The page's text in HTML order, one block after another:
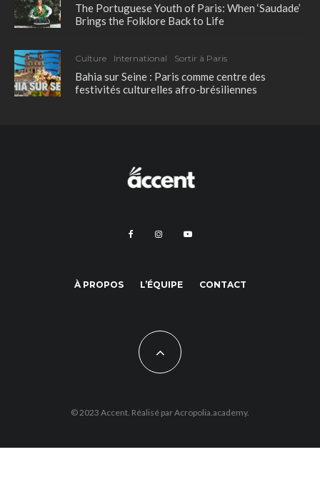
The Portuguese Youth of Paris: When ‘Saudade’
Brings the Folklore Back to Life
Culture International Sortir à Paris
Bahia sur Seine : Paris comme centre des
festivités culturelles afro-brésiliennes
À PROPOS L’ÉQUIPE CONTACT
© 2023 Accent. Réalisé parAcropolia.academy.